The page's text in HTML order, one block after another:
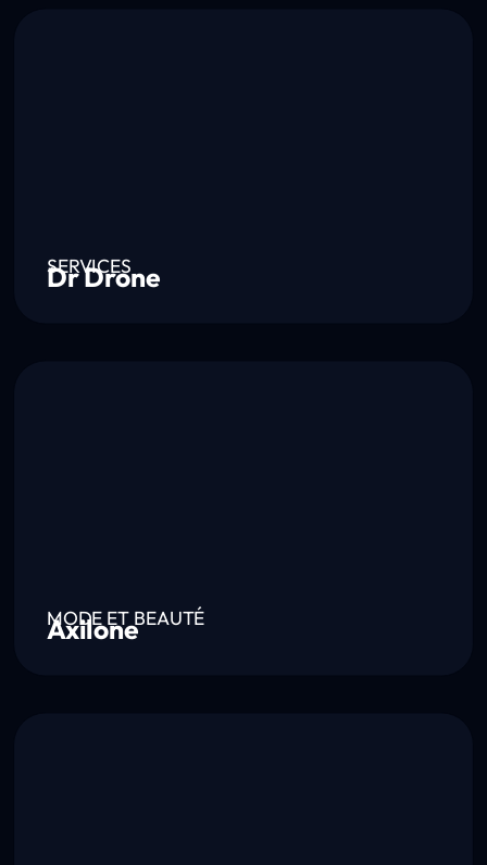
SERVICES
Dr Drone
MODE ET BEAUTÉ
Axilone